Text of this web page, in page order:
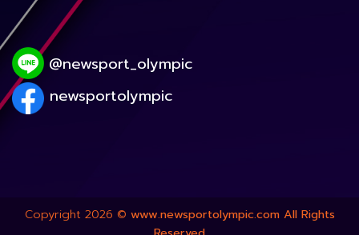
@newsport_olympic
newsportolympic
Copyright 2026 © www.newsportolympic.com All Rights